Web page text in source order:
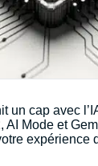
un cap avec
AI Mode et
expérience